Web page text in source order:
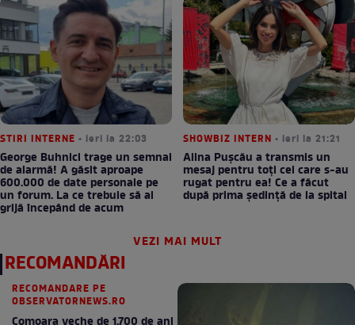
STIRI INTERNE • ieri la 22:03
George Buhnici trage un semnal
de alarmă! A găsit aproape
600.000 de date personale pe
un forum. La ce trebuie să ai
grijă începând de acum
SHOWBIZ INTERN • ieri la 21:21
Alina Pușcău a transmis un
mesaj pentru toți cei care s-au
rugat pentru ea! Ce a făcut
după prima ședință de la spital
VEZI MAI MULT
RECOMANDĂRI
RECOMANDARE PE
OBSERVATORNEWS.RO